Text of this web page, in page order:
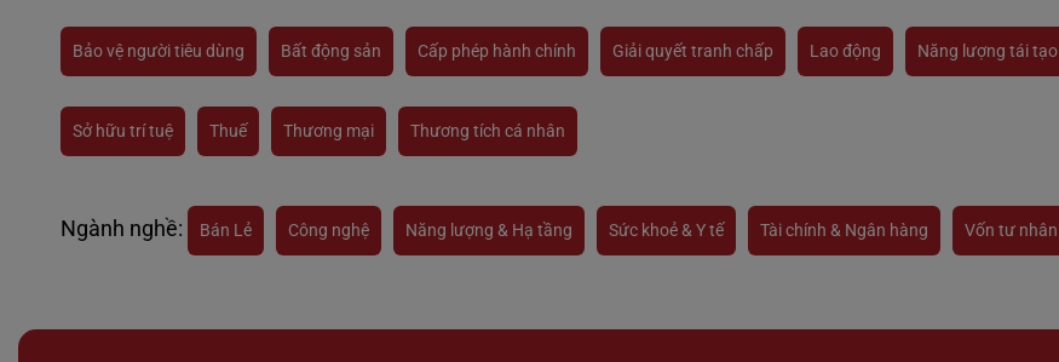
Bảo vệ người tiêu dùng Bất động sản Cấp phép hành chính Giải quyết tranh chấp Lao động Năng lượng tái tạo
Sở hữu trí tuệ Thuế Thương mại Thương tích cá nhân
Ngành nghề: Bán Lẻ Công nghệ Năng lượng & Hạ tầng Sức khoẻ & Y tế Tài chính & Ngân hàng Vốn tư nhân